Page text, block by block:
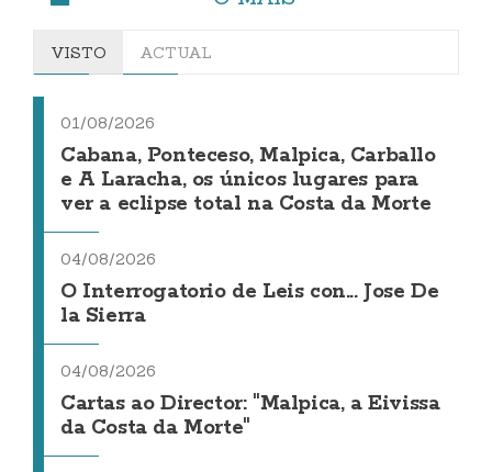
VISTO ACTUAL
01/08/2026
Cabana, Ponteceso, Malpica, Carballo
e A Laracha, os únicos lugares para
ver a eclipse total na Costa da Morte
04/08/2026
O Interrogatorio de Leis con... Jose De
la Sierra
04/08/2026
Cartas ao Director: "Malpica, a Eivissa
da Costa da Morte"